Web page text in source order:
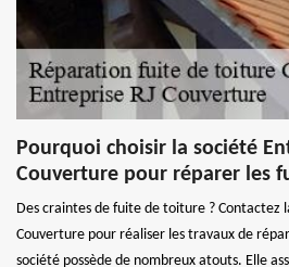
Pourquoi choisir la société
Couverture pour réparer les
Des craintes de fuite de toiture ? Contactez
Couverture pour réaliser les travaux de
société possède de nombreux atouts. Elle